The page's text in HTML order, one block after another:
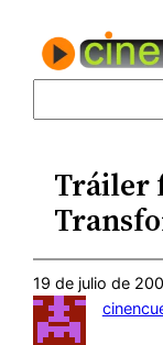
contenido
Tráiler
19 de julio de